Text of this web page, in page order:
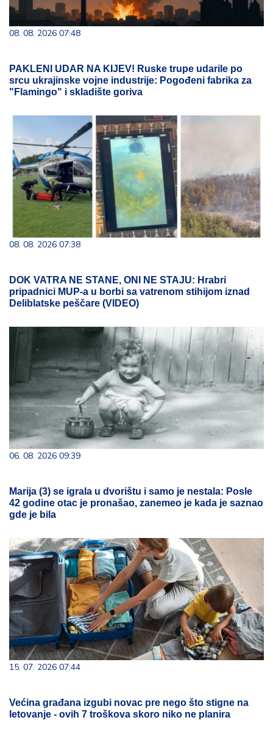
08. 08. 2026 07:48
PAKLENI UDAR NA KIJEV! Ruske trupe udarile po
srcu ukrajinske vojne industrije: Pogođeni fabrika za
"Flamingo" i skladište goriva
08. 08. 2026 07:38
DOK VATRA NE STANE, ONI NE STAJU: Hrabri
pripadnici MUP-a u borbi sa vatrenom stihijom iznad
Deliblatske peščare (VIDEO)
06. 08. 2026 09:39
Marija (3) se igrala u dvorištu i samo je nestala: Posle
42 godine otac je pronašao, zanemeo je kada je saznao
gde je bila
15. 07. 2026 07:44
Većina građana izgubi novac pre nego što stigne na
letovanje - ovih 7 troškova skoro niko ne planira